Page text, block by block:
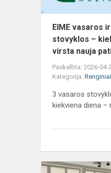
EIME vasaros
stovyklos –
virsta nauja
Paskelbta: 2026-04-
Kategorija: Renginiai
3 vasaros
kiekviena diena –